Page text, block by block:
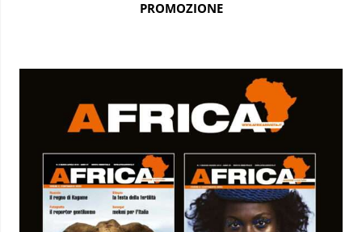
PROMOZIONE